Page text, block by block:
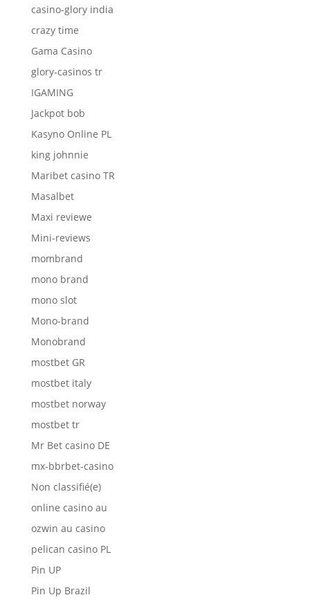
casino-glory india
crazy time
Gama Casino
glory-casinos tr
IGAMING
Jackpot bob
Kasyno Online PL
king johnnie
Maribet casino TR
Masalbet
Maxi reviewe
Mini-reviews
mombrand
mono brand
mono slot
Mono-brand
Monobrand
mostbet GR
mostbet italy
mostbet norway
mostbet tr
Mr Bet casino DE
mx-bbrbet-casino
Non classifié(e)
online casino au
ozwin au casino
pelican casino PL
Pin UP
Pin Up Brazil